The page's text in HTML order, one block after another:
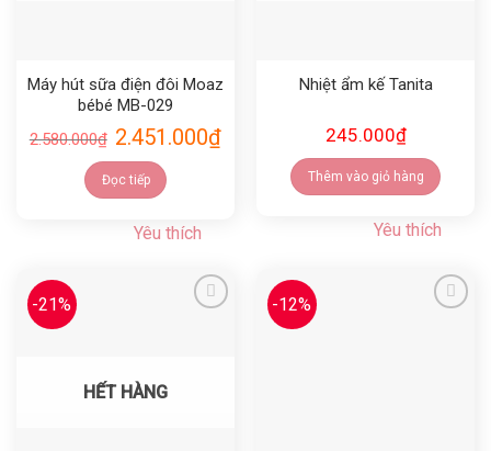
Máy hút sữa điện đôi Moaz
bébé MB-029
2.580.000₫ 2.451.000₫
Đọc tiếp
Yêu thích
Nhiệt ẩm kế Tanita
245.000₫
Thêm vào giỏ hàng
Yêu thích
-21%
HẾT HÀNG
-12%